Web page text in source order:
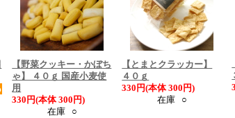
【野菜クッキー・かぼち
ゃ】 ４０ｇ 国産小麦使
用
330円(本体 300円)
在庫 ○
【とまとクラッカー】
４０ｇ
330円(本体 300円)
在庫 ○